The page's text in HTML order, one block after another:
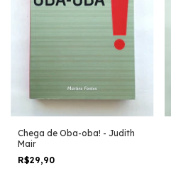
Chega de Oba-oba! - Judith
Mair
R$29,90